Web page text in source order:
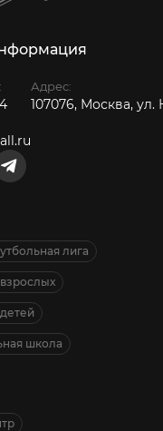
Адрес:
107076, Москва, ул.
лига
школа